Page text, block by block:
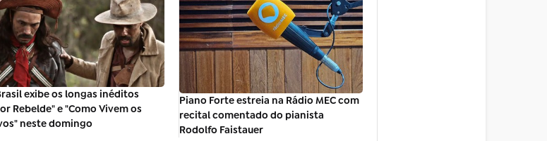
exibe os longas inéditos
Rebelde" e "Como Vivem os
neste domingo
Piano Forte estreia na Rádio MEC com
recital comentado do pianista
Rodolfo Faistauer